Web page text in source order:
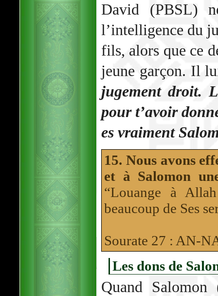
David (PBSL)
l’intelligence du
fils, alors que ce
jeune garçon. Il
jugement droit.
pour t’avoir
es vraiment
15. Nous avons
et à Salomon
“Louange à
beaucoup de Ses
Sourate 27 : AN-
Les dons de
Quand